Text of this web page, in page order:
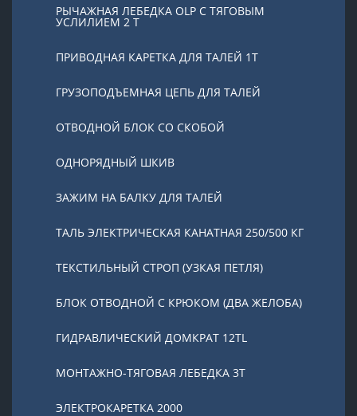
РЫЧАЖНАЯ ЛЕБЕДКА OLP С ТЯГОВЫМ
УСЛИЛИЕМ 2 Т
ПРИВОДНАЯ КАРЕТКА ДЛЯ ТАЛЕЙ 1Т
ГРУЗОПОДЪЕМНАЯ ЦЕПЬ ДЛЯ ТАЛЕЙ
ОТВОДНОЙ БЛОК СО СКОБОЙ
ОДНОРЯДНЫЙ ШКИВ
ЗАЖИМ НА БАЛКУ ДЛЯ ТАЛЕЙ
ТАЛЬ ЭЛЕКТРИЧЕСКАЯ КАНАТНАЯ 250/500 КГ
ТЕКСТИЛЬНЫЙ СТРОП (УЗКАЯ ПЕТЛЯ)
БЛОК ОТВОДНОЙ С КРЮКОМ (ДВА ЖЕЛОБА)
ГИДРАВЛИЧЕСКИЙ ДОМКРАТ 12TL
МОНТАЖНО-ТЯГОВАЯ ЛЕБЕДКА 3Т
ЭЛЕКТРОКАРЕТКА 2000